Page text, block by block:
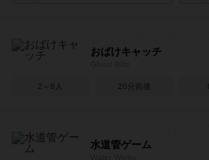
おばけキャッチ
2～8人 20分前後
水道管ゲーム